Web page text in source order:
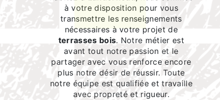
à votre disposition pour vous
transmettre les renseignements
nécessaires à votre projet de
terrasses bois. Notre métier est
avant tout notre passion et le
partager avec vous renforce encore
plus notre désir de réussir. Toute
notre équipe est qualifiée et travaille
avec propreté et rigueur.